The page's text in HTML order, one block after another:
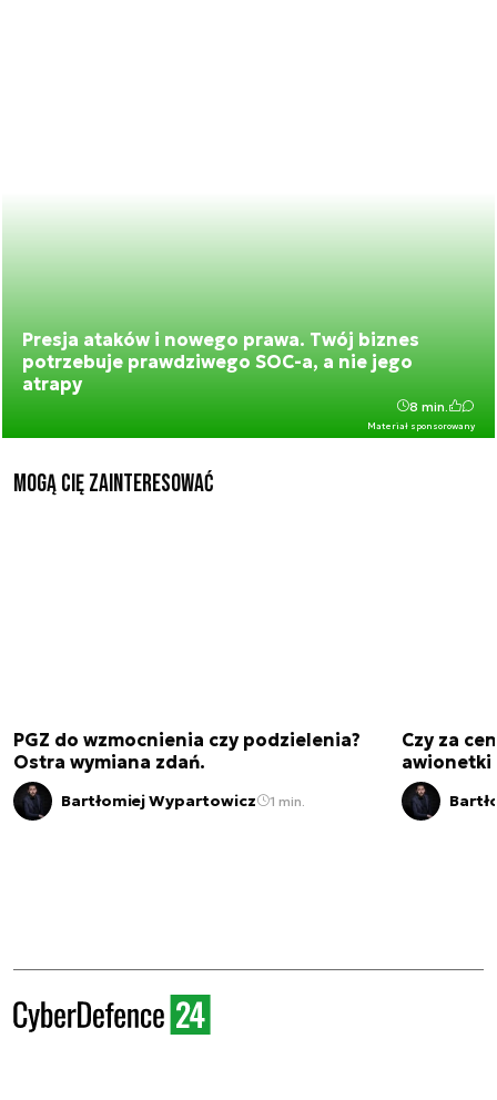
Presja ataków i nowego prawa. Twój biznes
potrzebuje prawdziwego SOC-a, a nie jego
atrapy
Materiał sponsorowany
8 min.
Mogą Cię zainteresować
PGZ do wzmocnienia czy podzielenia?
Ostra wymiana zdań.
Bartłomiej Wypartowicz 1 min.
Czy za
awionetki